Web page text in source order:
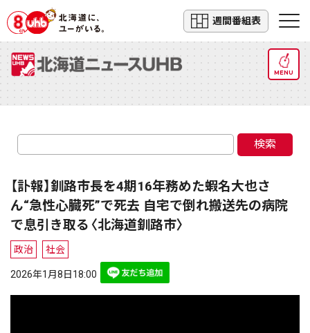
週間番組表
MENU
検索
【訃報】釧路市長を4期16年務めた蝦名大也さ
ん“急性心臓死”で死去 自宅で倒れ搬送先の病院
で息引き取る〈北海道釧路市〉
政治 社会
2026年1月8日18:00